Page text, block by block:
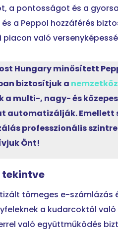
a pontosságot és a
a Peppol hozzáférés
piacon való
Hungary minősített
biztosítjuk a
a multi-, nagy- és
automatizálják. Emellett
professzionális szintre
Önt!
tekintve
tömeges e-számlázás
a kudarcoktól
való együttműködés